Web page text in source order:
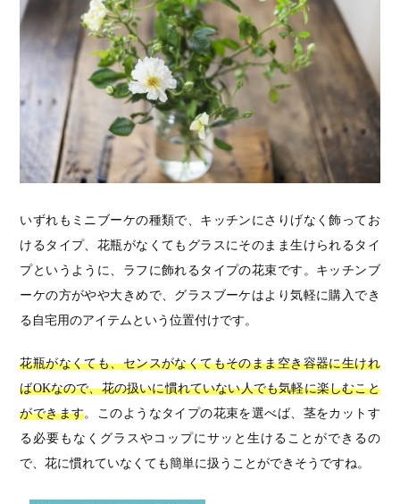
いずれもミニブーケの種類で、キッチンにさりげなく飾ってお
けるタイプ、花瓶がなくてもグラスにそのまま生けられるタイ
プというように、ラフに飾れるタイプの花束です。キッチンブ
ーケの方がやや大きめで、グラスブーケはより気軽に購入でき
る自宅用のアイテムという位置付けです。
花瓶がなくても、センスがなくてもそのまま空き容器に生けれ
ばOKなので、花の扱いに慣れていない人でも気軽に楽しむこと
ができます。このようなタイプの花束を選べば、茎をカットす
る必要もなくグラスやコップにサッと生けることができるの
で、花に慣れていなくても簡単に扱うことができそうですね。